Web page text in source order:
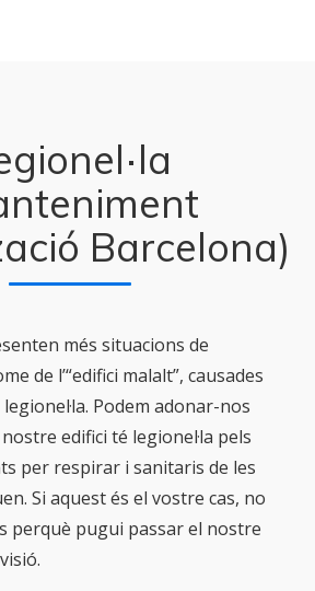
Barcelona)
més situacions de
de l’“edifici malalt”, causades
Podem adonar-nos
edifici té legionel·la pels
per respirar i sanitaris de les
Si aquest és el vostre cas, no
perquè pugui passar el nostre